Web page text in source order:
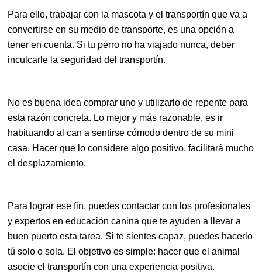
Para ello, trabajar con la mascota y el transportín que va a
convertirse en su medio de transporte, es una opción a
tener en cuenta. Si tu perro no ha viajado nunca, deber
inculcarle la seguridad del transportín.
No es buena idea comprar uno y utilizarlo de repente para
esta razón concreta. Lo mejor y más razonable, es ir
habituando al can a sentirse cómodo dentro de su mini
casa. Hacer que lo considere algo positivo, facilitará mucho
el desplazamiento.
Para lograr ese fin, puedes contactar con los profesionales
y expertos en educación canina que te ayuden a llevar a
buen puerto esta tarea. Si te sientes capaz, puedes hacerlo
tú solo o sola. El objetivo es simple: hacer que el animal
asocie el transportín con una experiencia positiva.